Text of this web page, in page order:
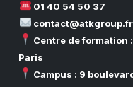
01 40 54 50 37
contact@atkgroup.fr
Centre de formation
Paris
Campus : 9